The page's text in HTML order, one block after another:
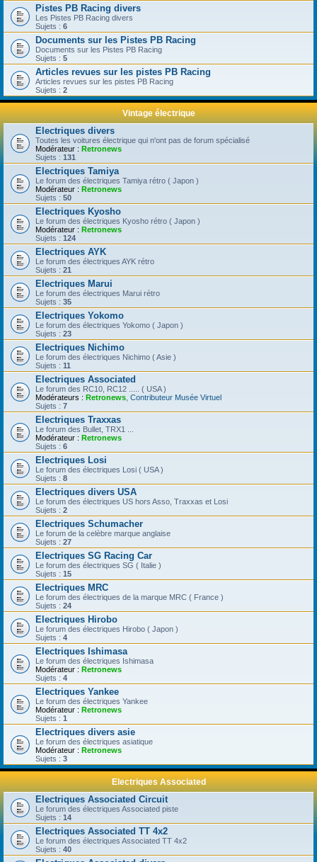
Pistes PB Racing divers
Les Pistes PB Racing divers
Sujets : 6
Documents sur les Pistes PB Racing
Documents sur les Pistes PB Racing
Sujets : 5
Articles revues sur les pistes PB Racing
Articles revues sur les pistes PB Racing
Sujets : 2
Vintage électrique
Electriques divers
Toutes les voitures électrique qui n'ont pas de forum spécialisé
Modérateur : Retronews
Sujets : 131
Electriques Tamiya
Le forum des électriques Tamiya rétro ( Japon )
Modérateur : Retronews
Sujets : 50
Electriques Kyosho
Le forum des électriques Kyosho rétro ( Japon )
Modérateur : Retronews
Sujets : 124
Electriques AYK
Le forum des électriques AYK rétro
Sujets : 21
Electriques Marui
Le forum des électriques Marui rétro
Sujets : 35
Electriques Yokomo
Le forum des électriques Yokomo ( Japon )
Sujets : 23
Electriques Nichimo
Le forum des électriques Nichimo ( Asie )
Sujets : 11
Electriques Associated
Le forum des RC10, RC12 ..... ( USA )
Modérateurs : Retronews, Contributeur Musée Virtuel
Sujets : 7
Electriques Traxxas
Le forum des Bullet, TRX1 ...
Modérateur : Retronews
Sujets : 6
Electriques Losi
Le forum des électriques Losi ( USA )
Sujets : 8
Electriques divers USA
Le forum des électriques US hors Asso, Traxxas et Losi
Sujets : 2
Electriques Schumacher
Le forum de la celèbre marque anglaise
Sujets : 27
Electriques SG Racing Car
Le forum des électriques SG ( Italie )
Sujets : 15
Electriques MRC
Le forum des électriques de la marque MRC ( France )
Sujets : 24
Electriques Hirobo
Le forum des électriques Hirobo ( Japon )
Sujets : 4
Electriques Ishimasa
Le forum des électriques Ishimasa
Modérateur : Retronews
Sujets : 4
Electriques Yankee
Le forum des électriques Yankee
Modérateur : Retronews
Sujets : 1
Electriques divers asie
Le forum des électriques asiatique
Modérateur : Retronews
Sujets : 3
Electriques Associated
Electriques Associated Circuit
Le forum des électriques Associated piste
Sujets : 14
Electriques Associated TT 4x2
Le forum des électriques Associated TT 4x2
Sujets : 40